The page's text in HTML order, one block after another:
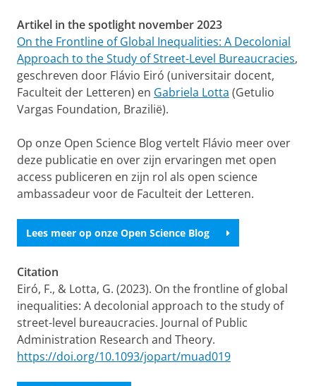
Artikel in the spotlight november 2023
On the Frontline of Global Inequalities: A Decolonial
Approach to the Study of Street-Level Bureaucracies,
geschreven door Flávio Eiró (universitair docent,
Faculteit der Letteren) en Gabriela Lotta (Getulio
Vargas Foundation, Brazilië).
Op onze Open Science Blog vertelt Flávio meer over
deze publicatie en over zijn ervaringen met open
access publiceren en zijn rol als open science
ambassadeur voor de Faculteit der Letteren.
Lees meer op onze Open Science Blog
Citation
Eiró, F., & Lotta, G. (2023). On the frontline of global
inequalities: A decolonial approach to the study of
street-level bureaucracies. Journal of Public
Administration Research and Theory.
https://doi.org/10.1093/jopart/muad019